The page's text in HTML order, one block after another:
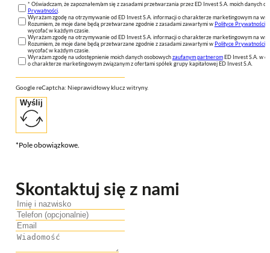
* Oświadczam, że zapoznałem/am się z zasadami przetwarzania przez ED Invest S.A. moich danych
Prywatności.
Wyrażam zgodę na otrzymywanie od ED Invest S.A. informacji o charakterze marketingowym na
Rozumiem, że moje dane będą przetwarzane zgodnie z zasadami zawartymi wPolityce Prywatności
wycofać w każdym czasie.
Wyrażam zgodę na otrzymywanie od ED Invest S.A. informacji o charakterze marketingowym na
Rozumiem, że moje dane będą przetwarzane zgodnie z zasadami zawartymi wPolityce Prywatności
wycofać w każdym czasie.
Wyrażam zgodę na udostępnienie moich danych osobowychzaufanym partneromED Invest S.A. w
o charakterze marketingowym związanym z ofertami spółek grupy kapitałowej ED Invest S.A.
Google reCaptcha: Nieprawidłowy klucz witryny.
Wyślij
*Pole obowiązkowe.
Skontaktuj się z nami